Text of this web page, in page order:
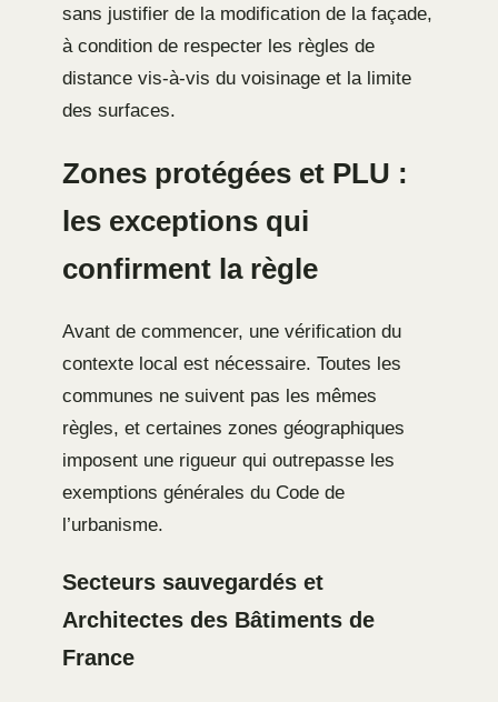
sans justifier de la modification de la façade,
à condition de respecter les règles de
distance vis-à-vis du voisinage et la limite
des surfaces.
Zones protégées et PLU :
les exceptions qui
confirment la règle
Avant de commencer, une vérification du
contexte local est nécessaire. Toutes les
communes ne suivent pas les mêmes
règles, et certaines zones géographiques
imposent une rigueur qui outrepasse les
exemptions générales du Code de
l’urbanisme.
Secteurs sauvegardés et
Architectes des Bâtiments de
France